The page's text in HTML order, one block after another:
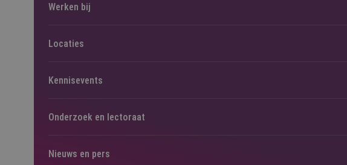
Werken bij
Locaties
Kennisevents
Onderzoek en lectoraat
Nieuws en pers